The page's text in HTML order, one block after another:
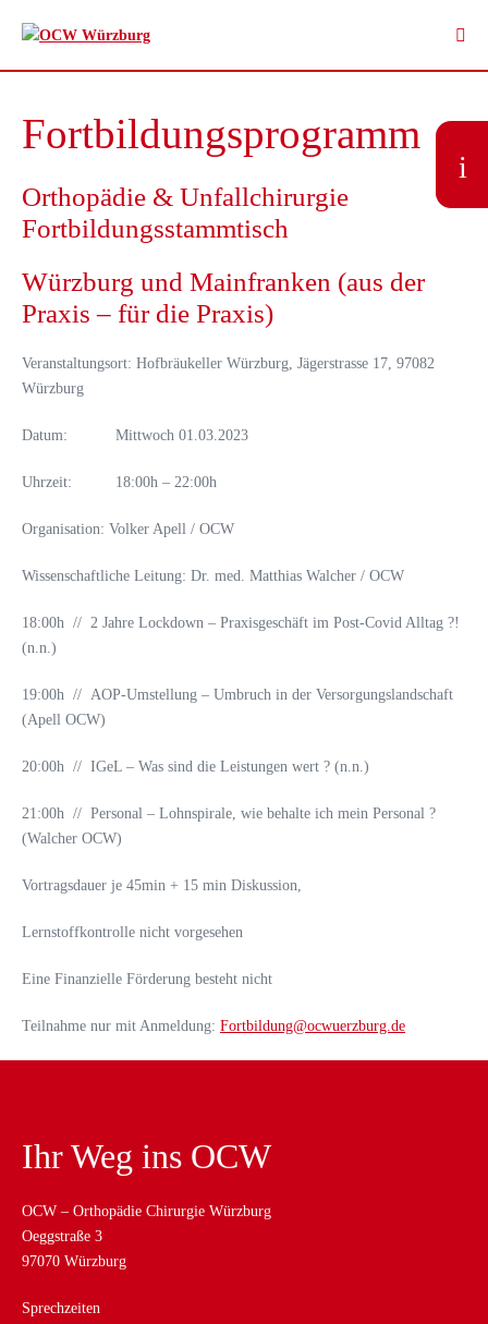
i
Inhalt
Fortbildungsprogramm
Orthopädie & Unfallchirurgie
Fortbildungsstammtisch
Würzburg und Mainfranken (aus der
Praxis – für die Praxis)
Veranstaltungsort: Hofbräukeller Würzburg, Jägerstrasse 17, 97082
Würzburg
Datum: Mittwoch 01.03.2023
Uhrzeit: 18:00h – 22:00h
Organisation: Volker Apell / OCW
Wissenschaftliche Leitung: Dr. med. Matthias Walcher / OCW
18:00h // 2 Jahre Lockdown – Praxisgeschäft im Post-Covid Alltag ?!
(n.n.)
19:00h // AOP-Umstellung – Umbruch in der Versorgungslandschaft
(Apell OCW)
20:00h // IGeL – Was sind die Leistungen wert ? (n.n.)
21:00h // Personal – Lohnspirale, wie behalte ich mein Personal ?
(Walcher OCW)
Vortragsdauer je 45min + 15 min Diskussion,
Lernstoffkontrolle nicht vorgesehen
Eine Finanzielle Förderung besteht nicht
Teilnahme nur mit Anmeldung: Fortbildung@ocwuerzburg.de
Ihr Weg ins OCW
OCW – Orthopädie Chirurgie Würzburg
Oeggstraße 3
97070 Würzburg
Sprechzeiten